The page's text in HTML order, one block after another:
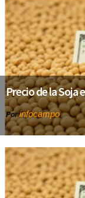
Precio de la Soja
Porinfocampo